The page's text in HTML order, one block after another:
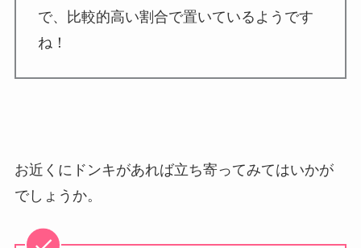
で、比較的高い割合で置いているようです
ね！
お近くにドンキがあれば立ち寄ってみてはいかが
でしょうか。